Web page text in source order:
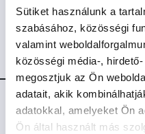
Sütiket használunk a
szabásához, közösségi
valamint
közösségi média-,
megosztjuk az Ön
adatait, akik
adatokkal, amelyeket Ön
Ön által használt más
melyben hőseink
arról, hogy mit szabad
találkozunk.”
További könyvek
nevelése